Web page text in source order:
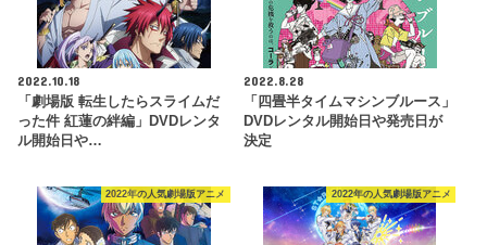
2022.10.18
「劇場版 転生したらスライムだ
った件 紅蓮の絆編」DVDレンタ
ル開始日や…
2022.8.28
「四畳半タイムマシンブルース」
DVDレンタル開始日や発売日が
決定
2022年の人気劇場版アニメ 2022年の人気劇場版アニメ